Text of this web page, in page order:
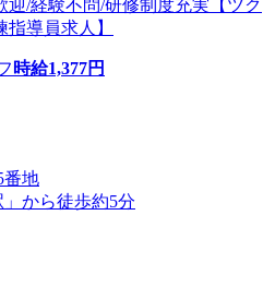
迎/経験不問/研修制度充実【ツク
導員求人】
時給1,377円
番地
から徒歩約5分